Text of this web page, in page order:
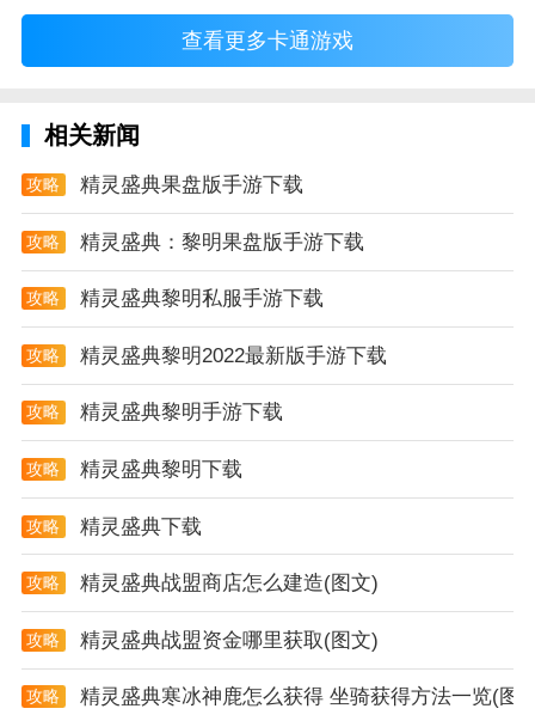
查看更多卡通游戏
相关新闻
攻略 精灵盛典果盘版手游下载
攻略 精灵盛典：黎明果盘版​手游下载
攻略 精灵盛典黎明私服手游下载
攻略 精灵盛典黎明2022最新版手游下载
攻略 精灵盛典黎明手游下载
攻略 精灵盛典黎明下载
攻略 精灵盛典下载
攻略 精灵盛典战盟商店怎么建造(图文)
攻略 精灵盛典战盟资金哪里获取(图文)
攻略 精灵盛典寒冰神鹿怎么获得 坐骑获得方法一览(图